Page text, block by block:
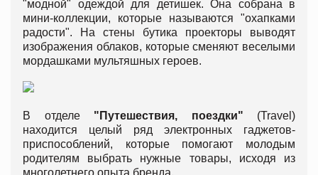
"модной" одеждой для детишек. Она собрана в
мини-коллекции, которые называются "охапками
радости". На стены бутика проекторы выводят
изображения облаков, которые сменяют веселыми
мордашками мультяшных героев.
В отделе "Путешествия, поездки" (Travel)
находится целый ряд электронных гаджетов-
приспособлений, которые помогают молодым
родителям выбрать нужные товары, исходя из
многолетнего опыта бренда.